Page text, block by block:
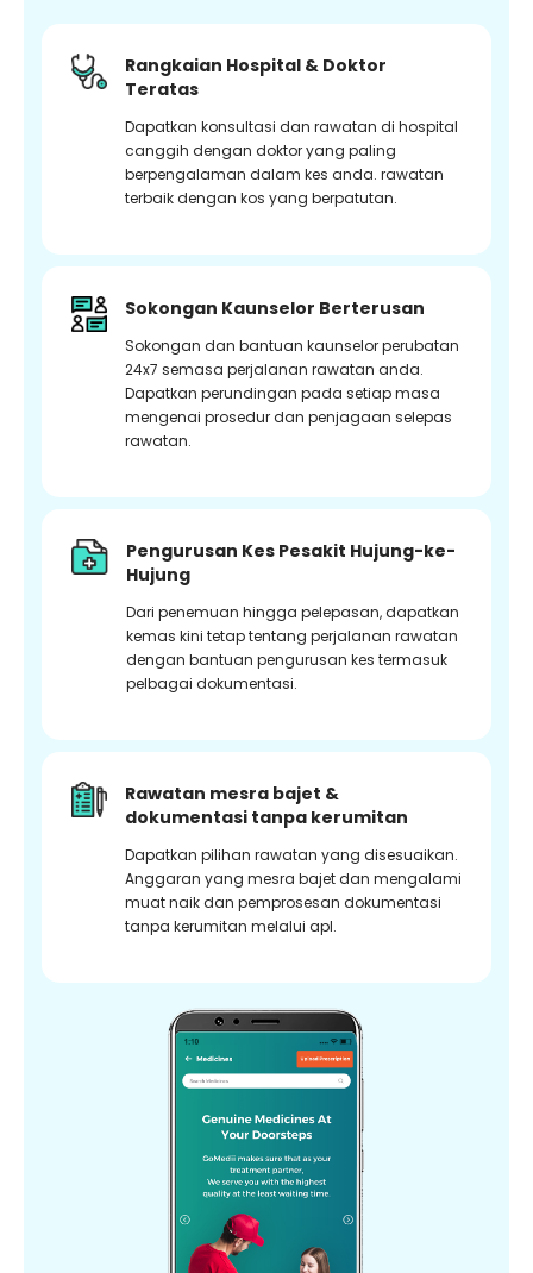
Rangkaian Hospital & Doktor
Teratas
Dapatkan konsultasi dan rawatan di hospital
canggih dengan doktor yang paling
berpengalaman dalam kes anda. rawatan
terbaik dengan kos yang berpatutan.
Sokongan Kaunselor Berterusan
Sokongan dan bantuan kaunselor perubatan
24x7 semasa perjalanan rawatan anda.
Dapatkan perundingan pada setiap masa
mengenai prosedur dan penjagaan selepas
rawatan.
Pengurusan Kes Pesakit Hujung-ke-
Hujung
Dari penemuan hingga pelepasan, dapatkan
kemas kini tetap tentang perjalanan rawatan
dengan bantuan pengurusan kes termasuk
pelbagai dokumentasi.
Rawatan mesra bajet &
dokumentasi tanpa kerumitan
Dapatkan pilihan rawatan yang disesuaikan.
Anggaran yang mesra bajet dan mengalami
muat naik dan pemprosesan dokumentasi
tanpa kerumitan melalui apl.